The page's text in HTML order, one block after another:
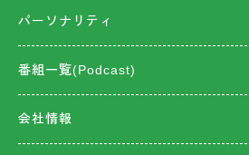
パーソナリティ
番組一覧(Podcast)
会社情報